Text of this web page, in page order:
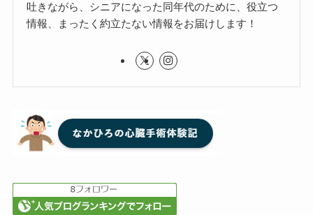
吐きながら、シニアになった同年代のために、役立つ
情報、まったく約立たない情報をお届けします！